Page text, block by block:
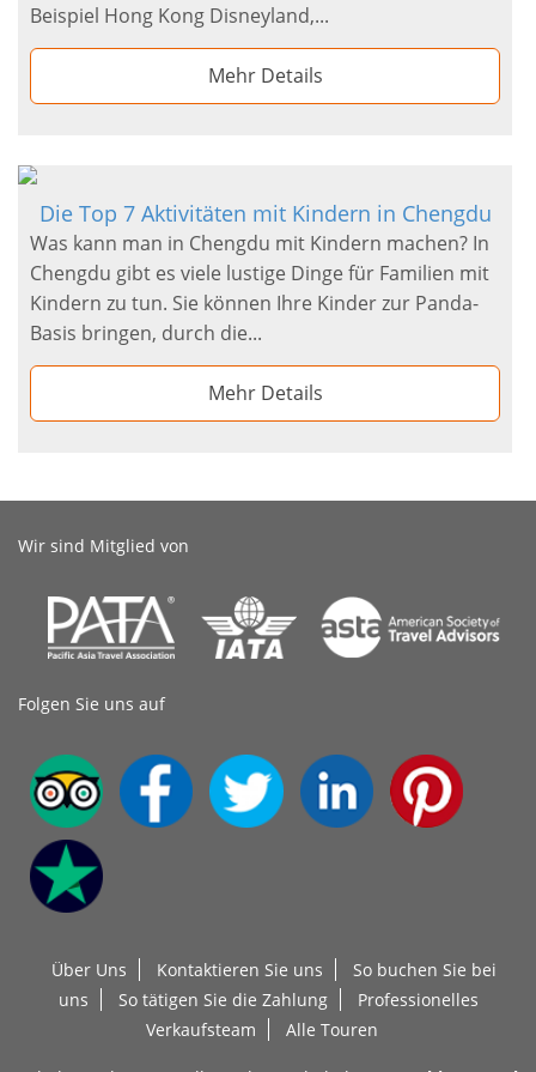
Beispiel Hong Kong Disneyland,...
Mehr Details
Die Top 7 Aktivitäten mit Kindern in Chengdu
Was kann man in Chengdu mit Kindern machen? In
Chengdu gibt es viele lustige Dinge für Familien mit
Kindern zu tun. Sie können Ihre Kinder zur Panda-
Basis bringen, durch die...
Mehr Details
Wir sind Mitglied von
Folgen Sie uns auf
Über Uns Kontaktieren Sie uns
So buchen Sie bei
uns
So tätigen Sie die Zahlung
Professionelles
Verkaufsteam
Alle Touren